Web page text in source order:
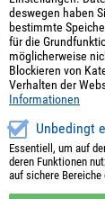
*
*
deswegen haben
bestimmte
für die
möglicherweise
Blockieren von
Verhalten der
Informationen
Unbedingt
Essentiell, um auf
deren Funktionen
auf sichere Bereiche